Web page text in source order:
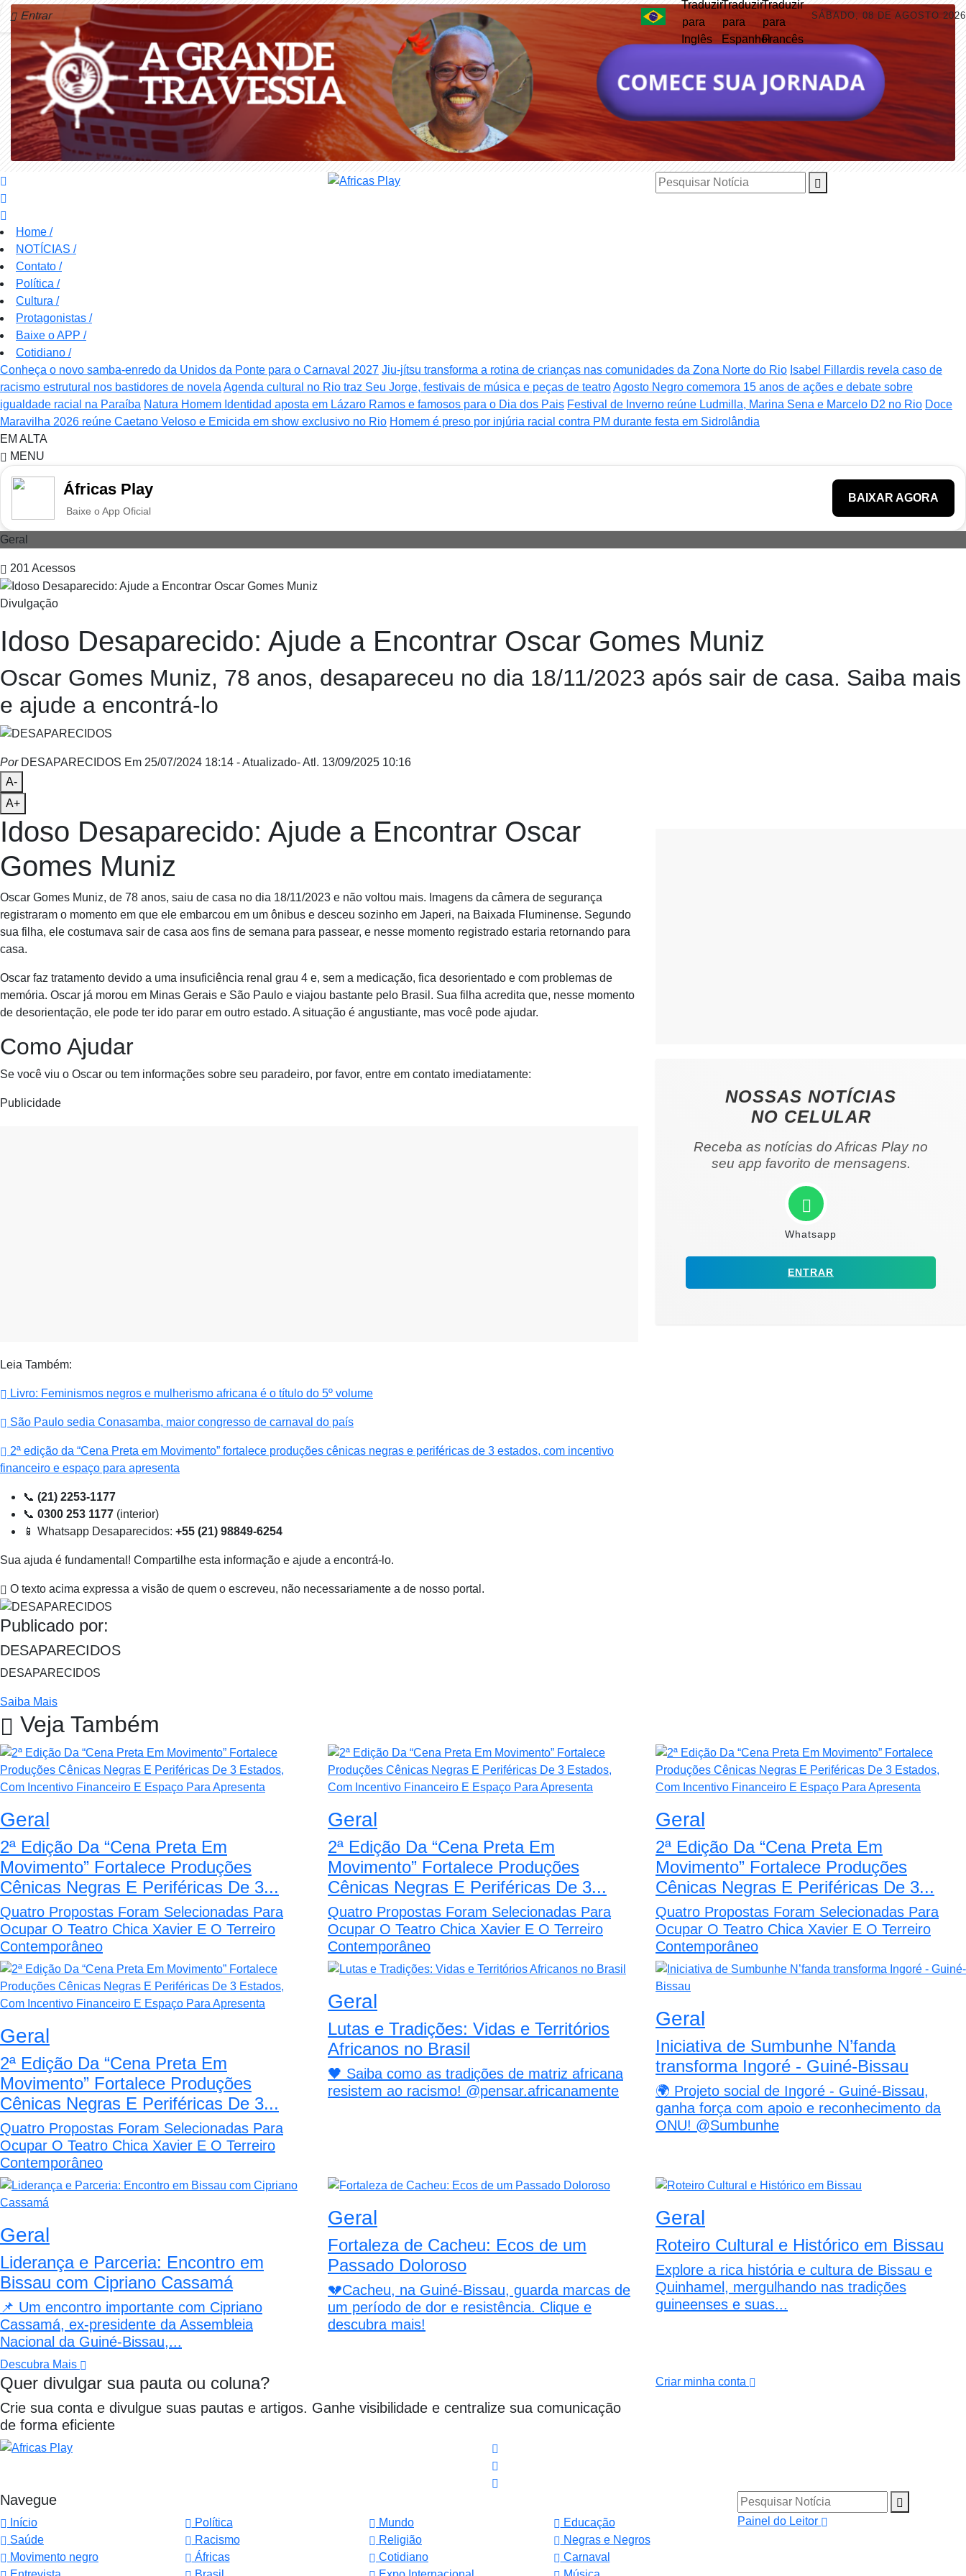
Entrar SÁBADO, 08 DE AGOSTO 2026
Pesquisar Notícia
Home /
NOTÍCIAS /
Contato /
Política /
Cultura /
Protagonistas /
Baixe o APP /
Cotidiano /
Conheça o novo samba-enredo da Unidos da Ponte para o Carnaval 2027 Jiu-jítsu transforma a rotina de crianças nas comunidades da Zona Norte do Rio Isabel Fillardis revela caso de
racismo estrutural nos bastidores de novela Agenda cultural no Rio traz Seu Jorge, festivais de música e peças de teatroAgosto Negro comemora 15 anos de ações e debate sobre
igualdade racial na Paraíba Natura Homem Identidad aposta em Lázaro Ramos e famosos para o Dia dos Pais Festival de Inverno reúne Ludmilla, Marina Sena e Marcelo D2 no Rio Doce
Maravilha 2026 reúne Caetano Veloso e Emicida em show exclusivo no Rio Homem é preso por injúria racial contra PM durante festa em Sidrolândia
EM ALTA
MENU
Áfricas Play
Baixe o App Oficial
BAIXAR AGORA
Geral
201 Acessos
Divulgação
Idoso Desaparecido: Ajude a Encontrar Oscar Gomes Muniz
Oscar Gomes Muniz, 78 anos, desapareceu no dia 18/11/2023 após sair de casa. Saiba mais
e ajude a encontrá-lo
PorDESAPARECIDOS Em 25/07/2024 18:14 - Atualizado- Atl. 13/09/2025 10:16
A-
A+
Idoso Desaparecido: Ajude a Encontrar Oscar
Gomes Muniz
Oscar Gomes Muniz, de 78 anos, saiu de casa no dia 18/11/2023 e não voltou mais. Imagens da câmera de segurança
registraram o momento em que ele embarcou em um ônibus e desceu sozinho em Japeri, na Baixada Fluminense. Segundo
sua filha, ele costumava sair de casa aos fins de semana para passear, e nesse momento registrado estaria retornando para
casa.
Oscar faz tratamento devido a uma insuficiência renal grau 4 e, sem a medicação, fica desorientado e com problemas de
memória. Oscar já morou em Minas Gerais e São Paulo e viajou bastante pelo Brasil. Sua filha acredita que, nesse momento
de desorientação, ele pode ter ido parar em outro estado. A situação é angustiante, mas você pode ajudar.
Como Ajudar
Se você viu o Oscar ou tem informações sobre seu paradeiro, por favor, entre em contato imediatamente:
Publicidade
Leia Também:
Livro: Feminismos negros e mulherismo africana é o título do 5º volume
São Paulo sedia Conasamba, maior congresso de carnaval do país
2ª edição da “Cena Preta em Movimento” fortalece produções cênicas negras e periféricas de 3 estados, com incentivo
financeiro e espaço para apresenta
📞 (21) 2253-1177
📞 0300 253 1177 (interior)
📱 Whatsapp Desaparecidos: +55 (21) 98849-6254
Sua ajuda é fundamental! Compartilhe esta informação e ajude a encontrá-lo.
O texto acima expressa a visão de quem o escreveu, não necessariamente a de nosso portal.
Publicado por:
DESAPARECIDOS
DESAPARECIDOS
Saiba Mais
NOSSAS NOTÍCIAS
NO CELULAR
Receba as notícias do Africas Play no
seu app favorito de mensagens.
Whatsapp
ENTRAR
Veja Também
Geral
2ª Edição Da “Cena Preta Em
Movimento” Fortalece Produções
Cênicas Negras E Periféricas De 3...
Quatro Propostas Foram Selecionadas Para
Ocupar O Teatro Chica Xavier E O Terreiro
Contemporâneo
Geral
2ª Edição Da “Cena Preta Em
Movimento” Fortalece Produções
Cênicas Negras E Periféricas De 3...
Quatro Propostas Foram Selecionadas Para
Ocupar O Teatro Chica Xavier E O Terreiro
Contemporâneo
Geral
2ª Edição Da “Cena Preta Em
Movimento” Fortalece Produções
Cênicas Negras E Periféricas De 3...
Quatro Propostas Foram Selecionadas Para
Ocupar O Teatro Chica Xavier E O Terreiro
Contemporâneo
Geral
2ª Edição Da “Cena Preta Em
Movimento” Fortalece Produções
Cênicas Negras E Periféricas De 3...
Quatro Propostas Foram Selecionadas Para
Ocupar O Teatro Chica Xavier E O Terreiro
Contemporâneo
Geral
Lutas e Tradições: Vidas e Territórios
Africanos no Brasil
🖤 Saiba como as tradições de matriz africana
resistem ao racismo! @pensar.africanamente
Geral
Iniciativa de Sumbunhe N’fanda
transforma Ingoré - Guiné-Bissau
🌍 Projeto social de Ingoré - Guiné-Bissau,
ganha força com apoio e reconhecimento da
ONU! @Sumbunhe
Geral
Liderança e Parceria: Encontro em
Bissau com Cipriano Cassamá
📌 Um encontro importante com Cipriano
Cassamá, ex-presidente da Assembleia
Nacional da Guiné-Bissau,...
Geral
Fortaleza de Cacheu: Ecos de um
Passado Doloroso
💔Cacheu, na Guiné-Bissau, guarda marcas de
um período de dor e resistência. Clique e
descubra mais!
Geral
Roteiro Cultural e Histórico em Bissau
Explore a rica história e cultura de Bissau e
Quinhamel, mergulhando nas tradições
guineenses e suas...
Descubra Mais
Quer divulgar sua pauta ou coluna?
Crie sua conta e divulgue suas pautas e artigos. Ganhe visibilidade e centralize sua comunicação
de forma eficiente
Criar minha conta
Navegue
Início Política Mundo
Educação
Saúde
Racismo Religião
Negras e Negros
Movimento negro
Áfricas Cotidiano
Carnaval
Pesquisar Notícia
Painel do Leitor